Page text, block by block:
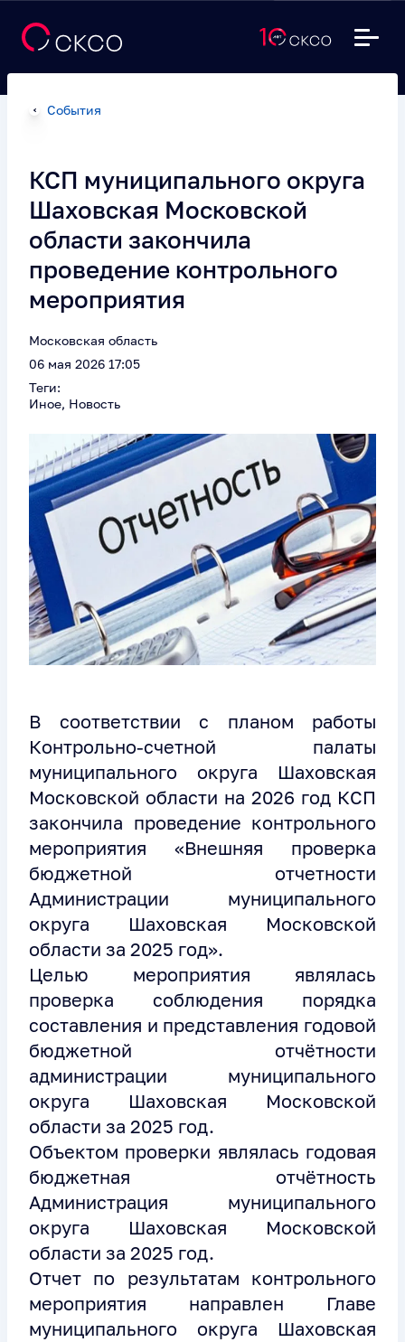
События
КСП муниципального округа
Шаховская Московской
области закончила
проведение контрольного
мероприятия
Московская область
06 мая 2026 17:05
Теги:
Иное, Новость
В соответствии с планом работы
Контрольно-счетной палаты
муниципального округа Шаховская
Московской области на 2026 год КСП
закончила проведение контрольного
мероприятия «Внешняя проверка
бюджетной отчетности
Администрации муниципального
округа Шаховская Московской
области за 2025 год».
Целью мероприятия являлась
проверка соблюдения порядка
составления и представления годовой
бюджетной отчётности
администрации муниципального
округа Шаховская Московской
области за 2025 год.
Объектом проверки являлась годовая
бюджетная отчётность
Администрация муниципального
округа Шаховская Московской
области за 2025 год.
Отчет по результатам контрольного
мероприятия направлен Главе
муниципального округа Шаховская